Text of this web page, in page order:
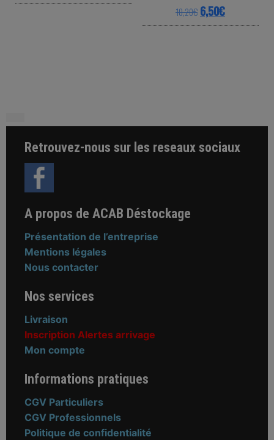
This product has multiple variants. The
10,20€ Original price was:
6,50€Current
Retrouvez-nous sur les reseaux sociaux
A propos de ACAB Déstockage
Présentation de l’entreprise
Mentions légales
Nous contacter
Nos services
Livraison
Inscription Alertes arrivage
Mon compte
Informations pratiques
CGV Particuliers
CGV Professionnels
Politique de confidentialité